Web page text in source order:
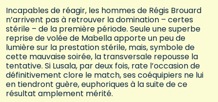
Incapables de réagir, les hommes de Régis Brouard
n’arrivent pas à retrouver la domination – certes
stérile – de la première période. Seule une superbe
reprise de volée de Mabella apporte un peu de
lumière sur la prestation stérile, mais, symbole de
cette mauvaise soirée, la transversale repousse la
tentative. Si Lusala, par deux fois, rate l’occasion de
définitivement clore le match, ses coéquipiers ne lui
en tiendront guère, euphoriques à la suite de ce
résultat amplement mérité.